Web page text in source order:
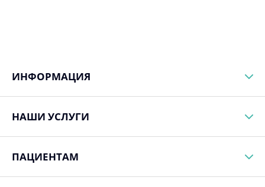
ИНФОРМАЦИЯ
НАШИ УСЛУГИ
ПАЦИЕНТАМ